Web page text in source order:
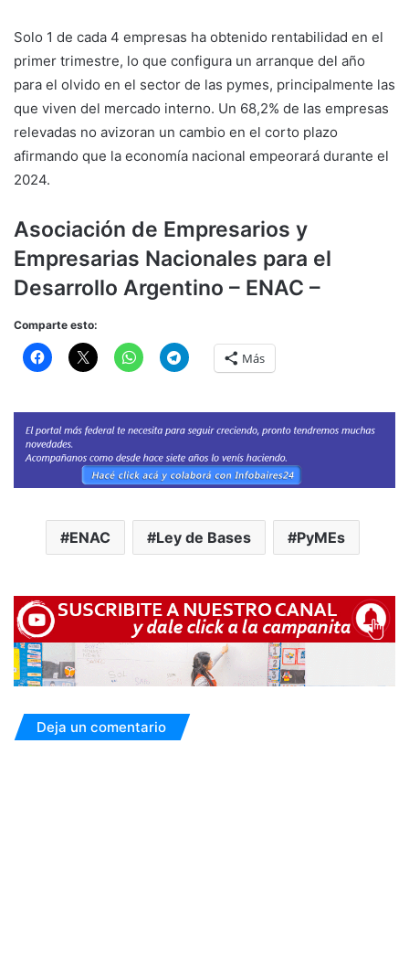
Solo 1 de cada 4 empresas ha obtenido rentabilidad en el
primer trimestre, lo que configura un arranque del año
para el olvido en el sector de las pymes, principalmente las
que viven del mercado interno. Un 68,2% de las empresas
relevadas no avizoran un cambio en el corto plazo
afirmando que la economía nacional empeorará durante el
2024.
Asociación de Empresarios y
Empresarias Nacionales para el
Desarrollo Argentino – ENAC –
Comparte esto:
Más
ENAC Ley de Bases PyMEs
Deja un comentario